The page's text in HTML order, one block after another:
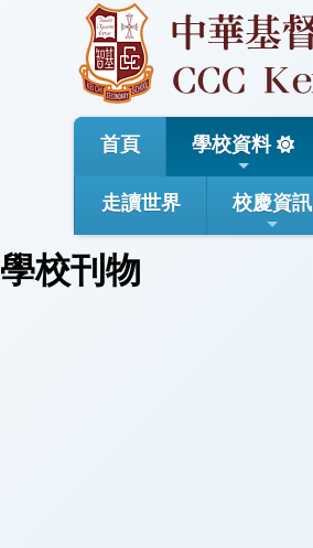
首頁 學校資料
走讀世界 校慶資訊
學校刊物